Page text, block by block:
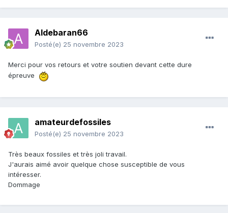
Aldebaran66
Posté(e) 25 novembre 2023
Merci pour vos retours et votre soutien devant cette dure
épreuve
amateurdefossiles
Posté(e) 25 novembre 2023
Très beaux fossiles et très joli travail.
J'aurais aimé avoir quelque chose susceptible de vous
intéresser.
Dommage